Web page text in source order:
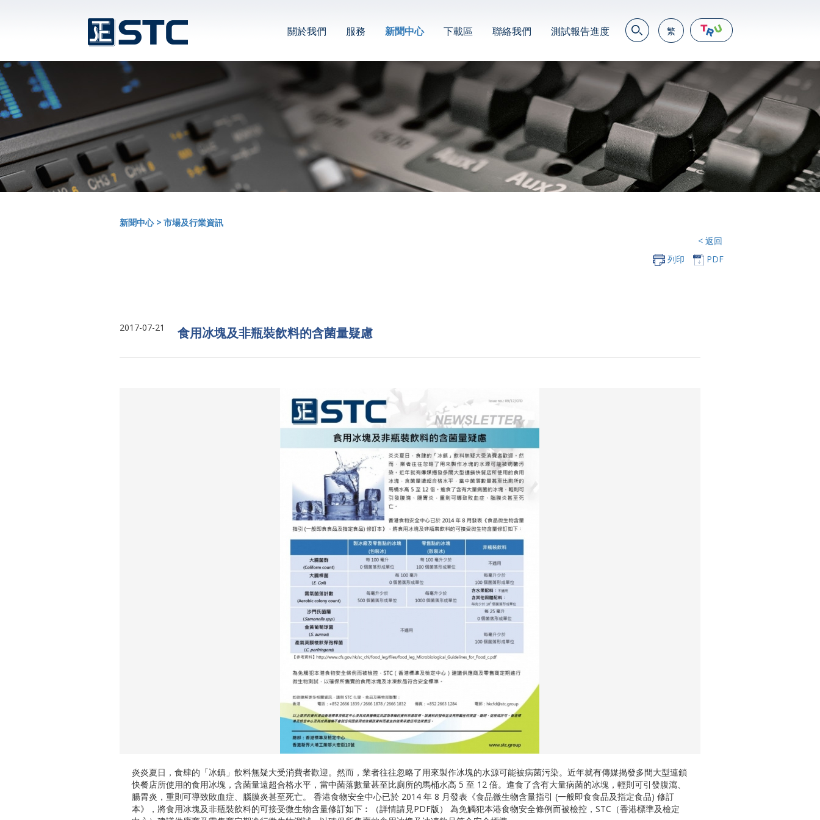
繁
繁
简
JP
DE
關於我們 服務 新聞中心 下載區 聯絡我們 測試報告進度
新聞中心 >市場及行業資訊
< 返回
列印
PDF
食用冰塊及非瓶裝飲料的含菌量疑慮
2017-07-21
炎炎夏日，食肆的「冰鎮」飲料無疑大受消費者歡迎。然而，業者往往忽略了用來製作冰塊的水源可能被病菌污染。近年就有傳媒揭發多間大型連鎖
快餐店所使用的食用冰塊，含菌量遠超合格水平，當中菌落數量甚至比廁所的馬桶水高 5 至 12 倍。進食了含有大量病菌的冰塊，輕則可引發腹瀉、
腸胃炎，重則可導致敗血症、腦膜炎甚至死亡。 香港食物安全中心已於 2014 年 8 月發表《食品微生物含量指引 (一般即食食品及指定食品) 修訂
本》，將食用冰塊及非瓶裝飲料的可接受微生物含量修訂如下︰（詳情請見PDF版） 為免觸犯本港食物安全條例而被檢控，STC（香港標準及檢定